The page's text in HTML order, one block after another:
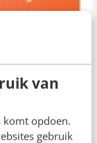
van
komt opdoen.
gebruik
fotografie
online
is in een…